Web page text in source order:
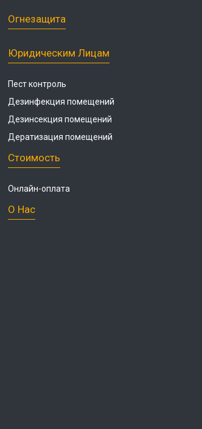
Огнезащита
Юридическим Лицам
Пест контроль
Дезинфекция помещений
Дезинсекция помещений
Дератизация помещений
Стоимость
Онлайн-оплата
О Нас